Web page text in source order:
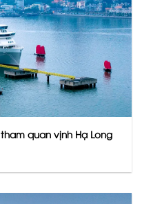
quan vịnh Hạ Long